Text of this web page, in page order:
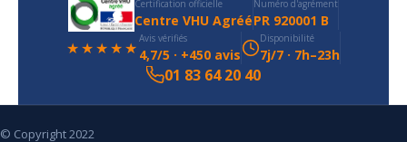
Certification officielle
Centre VHU Agréé
Numéro d'agrément
PR 920001 B
★★★★★ Avis vérifiés
4,7/5 · +450 avis
Disponibilité
7j/7 · 7h–23h
01 83 64 20 40
© Copyright 2022